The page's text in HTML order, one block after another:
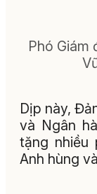
Phó Giám
Dịp này,
và Ngân
tặng nhiều
Anh hùng